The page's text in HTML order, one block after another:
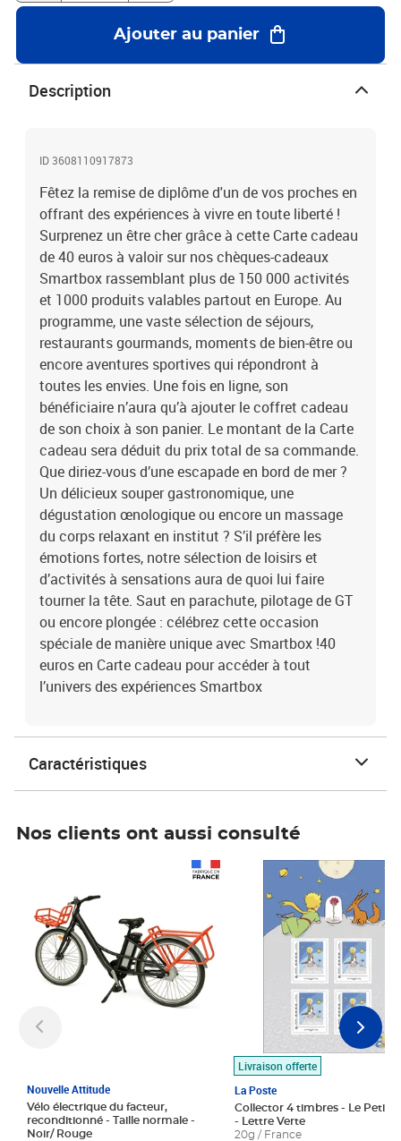
tête. Saut en parachute, pilotage de GT ou encore plongée :
célébrez cette occasion spéciale de manière unique avec Smartbox
!40 euros en Carte cadeau pour accéder à tout l’univers des
expériences Smartbox
Ajouter au panier
Description
ID 3608110917873
Fêtez la remise de diplôme d'un de vos proches en
offrant des expériences à vivre en toute liberté !
Surprenez un être cher grâce à cette Carte cadeau
de 40 euros à valoir sur nos chèques-cadeaux
Smartbox rassemblant plus de 150 000 activités
et 1000 produits valables partout en Europe. Au
programme, une vaste sélection de séjours,
restaurants gourmands, moments de bien-être ou
encore aventures sportives qui répondront à
toutes les envies. Une fois en ligne, son
bénéficiaire n’aura qu’à ajouter le coffret cadeau
de son choix à son panier. Le montant de la Carte
cadeau sera déduit du prix total de sa commande.
Que diriez-vous d’une escapade en bord de mer ?
Un délicieux souper gastronomique, une
dégustation œnologique ou encore un massage
du corps relaxant en institut ? S’il préfère les
émotions fortes, notre sélection de loisirs et
d’activités à sensations aura de quoi lui faire
tourner la tête. Saut en parachute, pilotage de GT
ou encore plongée : célébrez cette occasion
spéciale de manière unique avec Smartbox !40
euros en Carte cadeau pour accéder à tout
l’univers des expériences Smartbox
Caractéristiques
Nos clients ont aussi consulté
Nouvelle Attitude
Vélo électrique du facteur,
reconditionné - Taille normale -
Noir/ Rouge
Livraison offerte
La Poste
Collector 4 timbres - Le Petit
- Lettre Verte
20g / France
Prix 7,50€